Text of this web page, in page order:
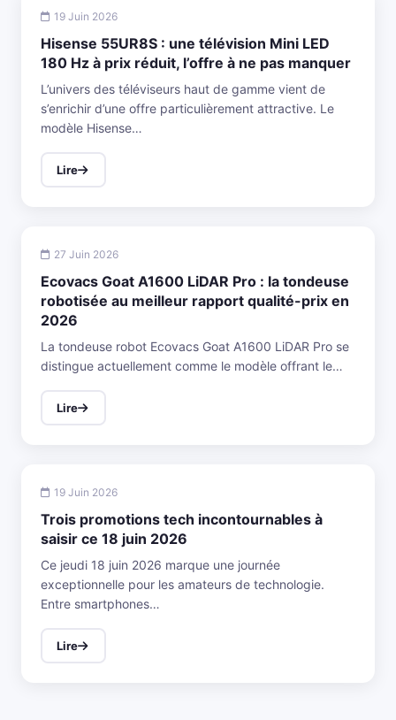
19 Juin 2026
Hisense 55UR8S : une télévision Mini LED
180 Hz à prix réduit, l’offre à ne pas manquer
L’univers des téléviseurs haut de gamme vient de
s’enrichir d’une offre particulièrement attractive. Le
modèle Hisense…
Lire
27 Juin 2026
Ecovacs Goat A1600 LiDAR Pro : la tondeuse
robotisée au meilleur rapport qualité-prix en
2026
La tondeuse robot Ecovacs Goat A1600 LiDAR Pro se
distingue actuellement comme le modèle offrant le…
Lire
19 Juin 2026
Trois promotions tech incontournables à
saisir ce 18 juin 2026
Ce jeudi 18 juin 2026 marque une journée
exceptionnelle pour les amateurs de technologie.
Entre smartphones…
Lire